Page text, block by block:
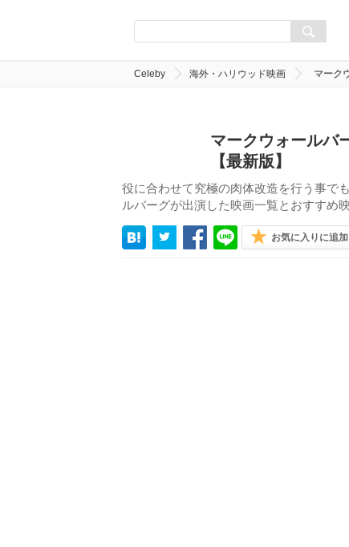
Celeby 海外・ハリウッド映画 マーク
マークウォールバ
【最新版】
役に合わせて究極の肉体改造を行う事で
ルバーグが出演した映画一覧とおすすめ
お気に入りに追加